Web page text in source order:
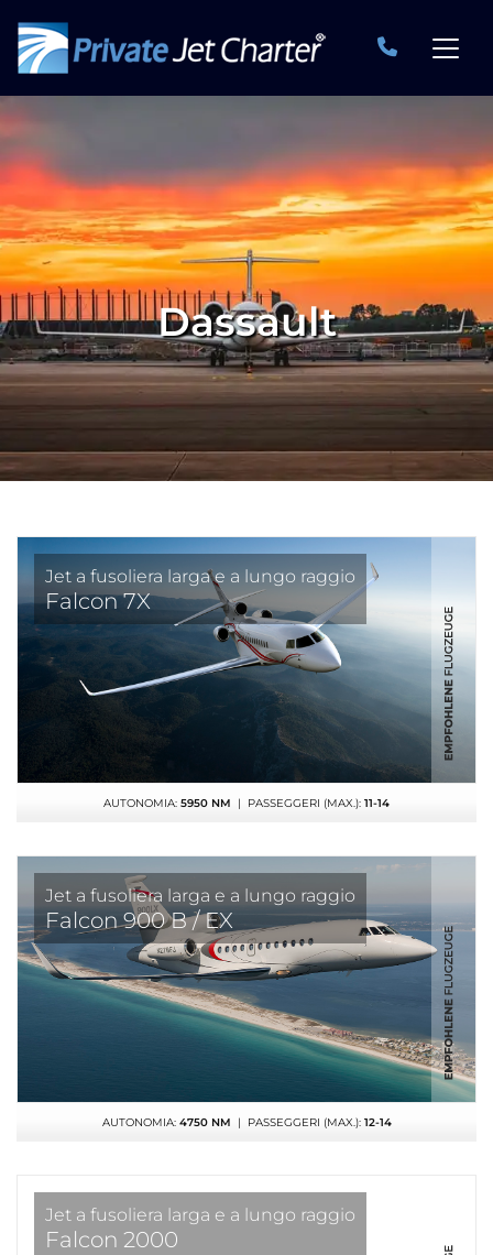
Dassault
Jet a fusoliera larga e a lungo raggio
Falcon 7X
AUTONOMIA: 5950 NM | PASSEGGERI (MAX.): 11-14
Jet a fusoliera larga e a lungo raggio
Falcon 900 B / EX
AUTONOMIA: 4750 NM | PASSEGGERI (MAX.): 12-14
Jet a fusoliera larga e a lungo raggio
Falcon 2000